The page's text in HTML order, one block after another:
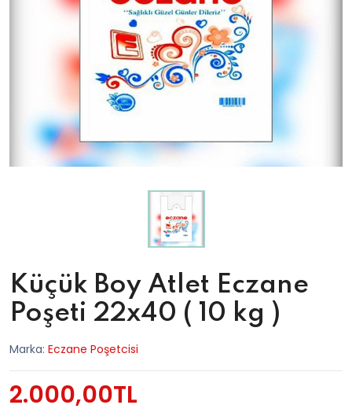
Küçük Boy Atlet Eczane
Poşeti 22x40 ( 10 kg )
Marka: Eczane Poşetcisi
2.000,00TL